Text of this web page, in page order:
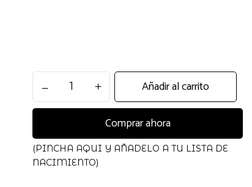
Cuna
Hr
cantidad
Añadir al carrito
Comprar ahora
(PINCHA AQUI Y AÑADELO A TU LISTA DE
NACIMIENTO)
y web en este navegador para la próxima